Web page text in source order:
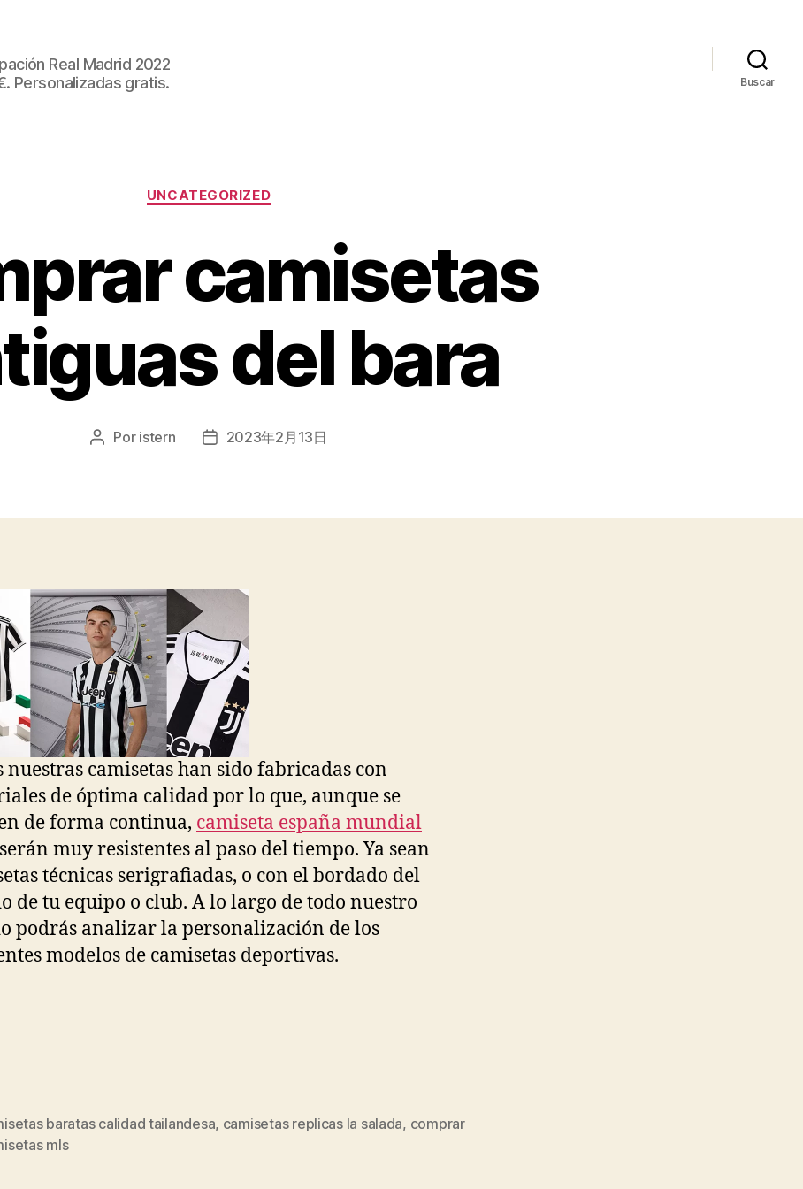
Real Madrid 2022
Personalizadas gratis.
Buscar
Categorías
UNCATEGORIZED
camisetas
del bara
Autor
Por istern
Fecha2023年2月13日
nuestras camisetas han sido fabricadas con
de óptima calidad por lo que, aunque se
de forma continua, camiseta españa mundial
serán muy resistentes al paso del tiempo. Ya sean
técnicas serigrafiadas, o con el bordado del
de tu equipo o club. A lo largo de todo nuestro
podrás analizar la personalización de los
modelos de camisetas deportivas.
baratas calidad tailandesa, camisetas replicas la salada, comprar
mls